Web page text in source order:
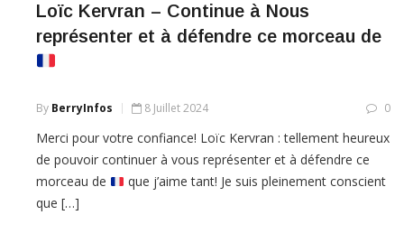
Loïc Kervran – Continue à Nous
représenter et à défendre ce morceau de
By BerryInfos 8 Juillet 2024 0
Merci pour votre confiance! Loïc Kervran : tellement heureux
de pouvoir continuer à vous représenter et à défendre ce
morceau de
que j’aime tant! Je suis pleinement conscient
que […]